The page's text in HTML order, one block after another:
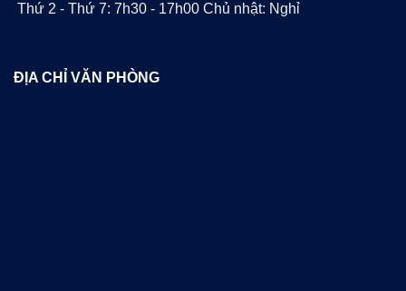
Thứ 2 - Thứ 7: 7h30 - 17h00 Chủ nhật: Nghỉ
ĐỊA CHỈ VĂN PHÒNG